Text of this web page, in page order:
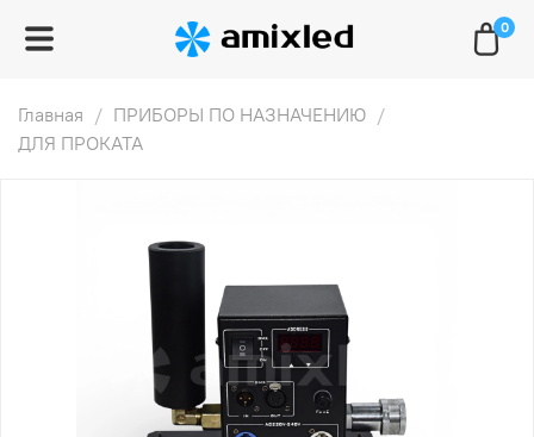
0
Главная
ПРИБОРЫ ПО НАЗНАЧЕНИЮ
ДЛЯ ПРОКАТА